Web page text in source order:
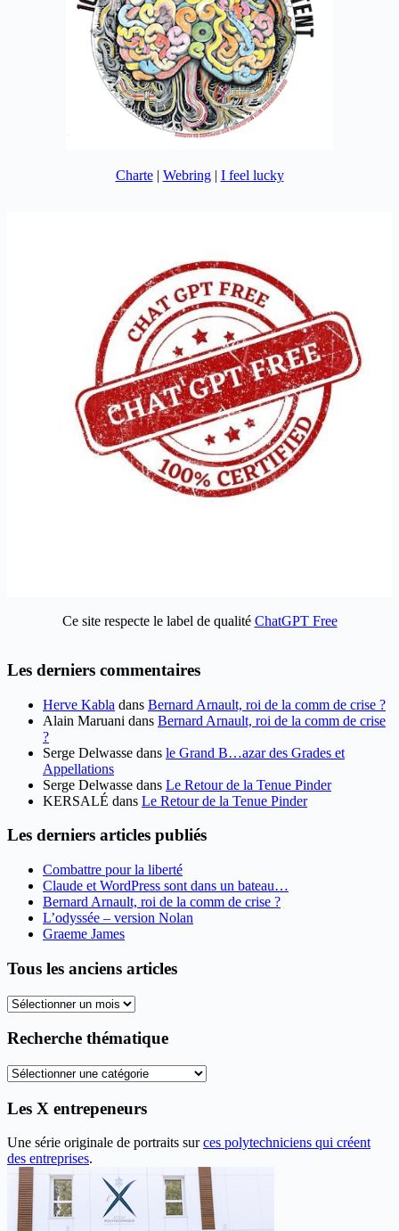
Charte| Webring| I feel lucky
Ce site respecte le label de qualité ChatGPT Free
Les derniers commentaires
Herve Kabla dans Bernard Arnault, roi de la comm de crise ?
Alain Maruani dans Bernard Arnault, roi de la comm de crise
?
Serge Delwasse dans le Grand B…azar des Grades et
Appellations
Serge Delwasse dans Le Retour de la Tenue Pinder
KERSALÉ dans Le Retour de la Tenue Pinder
Les derniers articles publiés
Combattre pour la liberté
Claude et WordPress sont dans un bateau…
Bernard Arnault, roi de la comm de crise ?
L’odyssée – version Nolan
Graeme James
Tous les anciens articles
Tous
anciens
Recherche thématique
Recherche
Les X entrepeneurs
Une série originale de portraits surces polytechniciens qui créent
des entreprises.